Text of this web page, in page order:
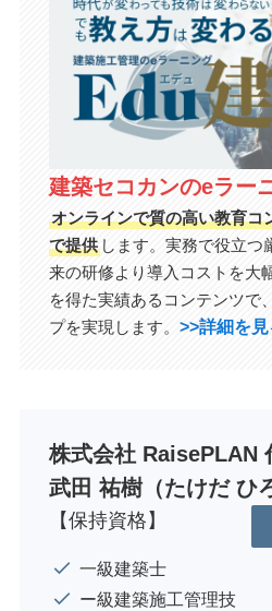
建築セコカンのeラー
オンラインで質の高い教育コ
で提供します。実務で役立つ
来の研修より導入コストを大
を得た実績あるコンテンツで
プを実現します。 >>詳細を見
株式会社 RaisePLAN
武田 祐樹（たけだ ひ
【保持資格】
一級建築士
ー級建築施工管理技